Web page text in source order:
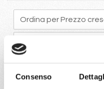
Consenso